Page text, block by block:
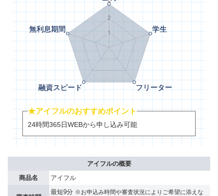
★アイフルのおすすめポイント
24時間365日WEBから申し込み可能
アイフルの概要
商品名
アイフル
最短9分 ※お申込み時間や審査状況によりご希望に添えな